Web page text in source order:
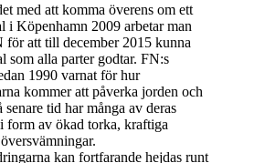
med att komma överens om ett
i Köpenhamn 2009 arbetar man
för att till december 2015 kunna
som alla parter godtar. FN:s
1990 varnat för hur
kommer att påverka jorden och
senare tid har många av deras
form av ökad torka, kraftiga
kan fortfarande hejdas runt